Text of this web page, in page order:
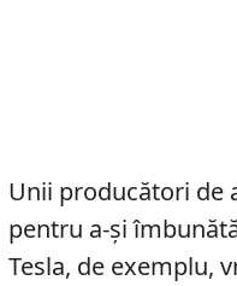
Unii producători de
pentru a-și
Tesla, de exemplu,